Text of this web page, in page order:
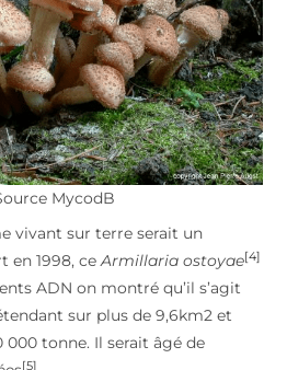
MycodB
vivant sur terre serait un
en 1998, ceArmillaria ostoyae[4]
ADN on montré qu’il s’agit
sur plus de 9,6km2 et
tonne. Il serait âgé de
[5]